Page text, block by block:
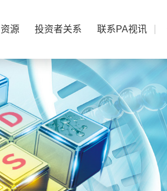
源 投资者关系 联系PA视讯